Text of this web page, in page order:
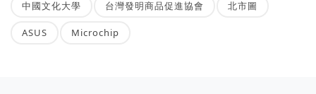
中國文化大學 台灣發明商品促進協會 北市圖
ASUS Microchip